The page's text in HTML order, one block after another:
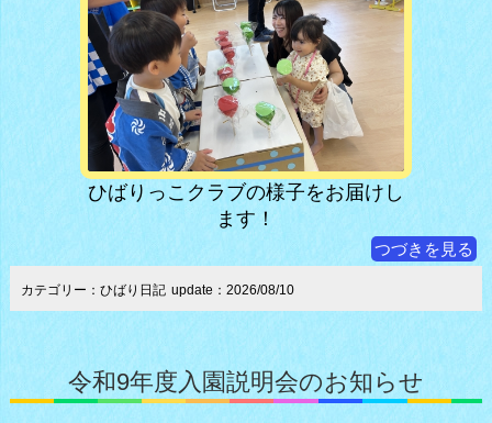
ひばりっこクラブの様子をお届けし
ます！
つづきを見る
カテゴリー：ひばり日記 update：2026/08/10
令和9年度入園説明会のお知らせ